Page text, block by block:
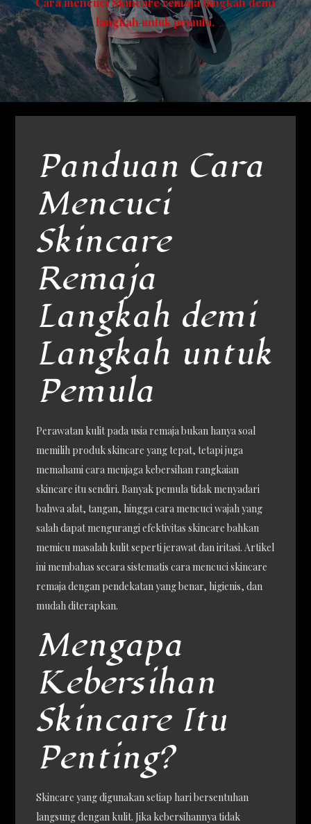
langkah untuk pemula.
Panduan Cara
Mencuci
Skincare
Remaja
Langkah demi
Langkah untuk
Pemula
Perawatan kulit pada usia remaja bukan hanya soal
memilih produk skincare yang tepat, tetapi juga
memahami cara menjaga kebersihan rangkaian
skincare itu sendiri. Banyak pemula tidak menyadari
bahwa alat, tangan, hingga cara mencuci wajah yang
salah dapat mengurangi efektivitas skincare bahkan
memicu masalah kulit seperti jerawat dan iritasi. Artikel
ini membahas secara sistematis cara mencuci skincare
remaja dengan pendekatan yang benar, higienis, dan
mudah diterapkan.
Mengapa
Kebersihan
Skincare Itu
Penting?
Skincare yang digunakan setiap hari bersentuhan
langsung dengan kulit. Jika kebersihannya tidak